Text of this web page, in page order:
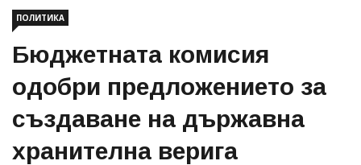
ПОЛИТИКА
Бюджетната комисия
одобри предложението за
създаване на държавна
хранителна верига